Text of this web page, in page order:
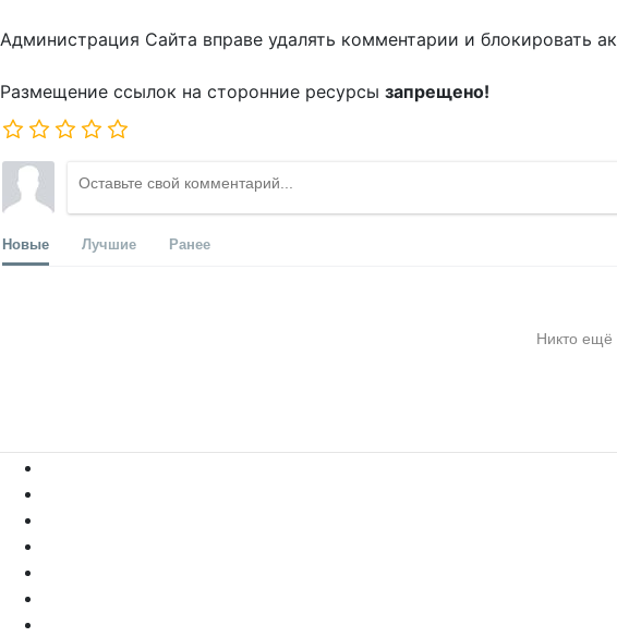
Администрация Сайта вправе удалять комментарии и блокировать
Размещение ссылок на сторонние ресурсы запрещено!
Новые Лучшие Ранее
Никто ещё